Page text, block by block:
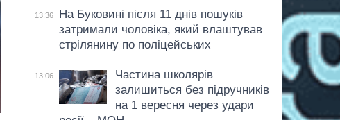
13:36
На Буковині після 11 днів пошуків
затримали чоловіка, який влаштував
стрілянину по поліцейських
13:06
Частина школярів
залишиться без підручників
на 1 вересня через удари